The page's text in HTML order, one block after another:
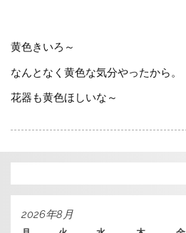
黄色きいろ～
なんとなく黄色な気分やったから。
花器も黄色ほしいな～
2026年8月